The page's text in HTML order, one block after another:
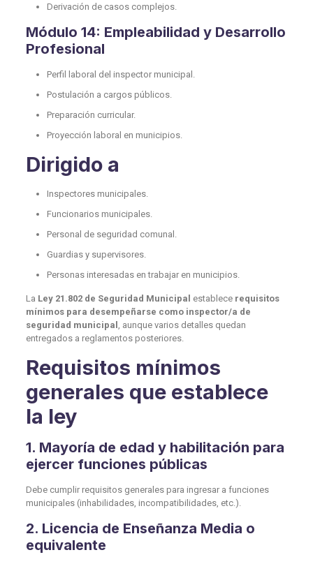
Derivación de casos complejos.
Módulo 14: Empleabilidad y Desarrollo
Profesional
Perfil laboral del inspector municipal.
Postulación a cargos públicos.
Preparación curricular.
Proyección laboral en municipios.
Dirigido a
Inspectores municipales.
Funcionarios municipales.
Personal de seguridad comunal.
Guardias y supervisores.
Personas interesadas en trabajar en municipios.
La Ley 21.802 de Seguridad Municipal establece requisitos
mínimos para desempeñarse como inspector/a de
seguridad municipal
, aunque varios detalles quedan
entregados a reglamentos posteriores.
Requisitos mínimos
generales que establece
la ley
1. Mayoría de edad y habilitación para
ejercer funciones públicas
Debe cumplir requisitos generales para ingresar a funciones
municipales (inhabilidades, incompatibilidades, etc.).
2. Licencia de Enseñanza Media o
equivalente